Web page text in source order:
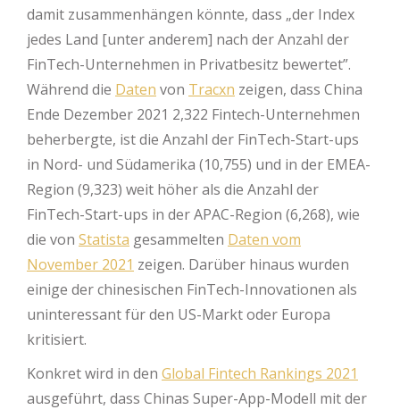
damit zusammenhängen könnte, dass „der Index
jedes Land [unter anderem] nach der Anzahl der
FinTech-Unternehmen in Privatbesitz bewertet”.
Während die Daten von Tracxn zeigen, dass China
Ende Dezember 2021 2,322 Fintech-Unternehmen
beherbergte, ist die Anzahl der FinTech-Start-ups
in Nord- und Südamerika (10,755) und in der EMEA-
Region (9,323) weit höher als die Anzahl der
FinTech-Start-ups in der APAC-Region (6,268), wie
die von Statista gesammelten Daten vom
November 2021 zeigen. Darüber hinaus wurden
einige der chinesischen FinTech-Innovationen als
uninteressant für den US-Markt oder Europa
kritisiert.
Konkret wird in den Global Fintech Rankings 2021
ausgeführt, dass Chinas Super-App-Modell mit der